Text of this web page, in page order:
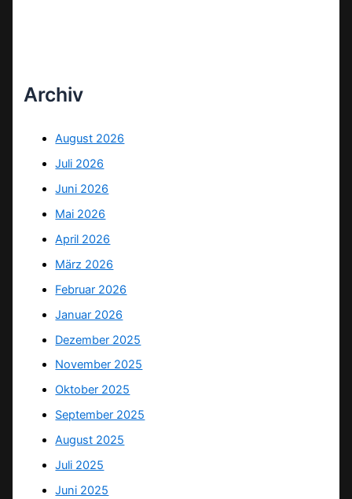
Archiv
August 2026
Juli 2026
Juni 2026
Mai 2026
April 2026
März 2026
Februar 2026
Januar 2026
Dezember 2025
November 2025
Oktober 2025
September 2025
August 2025
Juli 2025
Juni 2025